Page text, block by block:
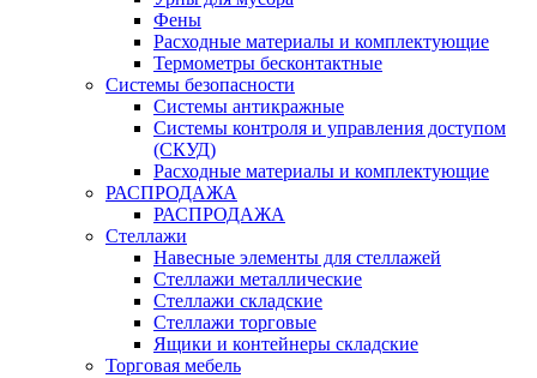
Фены
Расходные материалы и комплектующие
Термометры бесконтактные
Системы безопасности
Системы антикражные
Системы контроля и управления доступом
(СКУД)
Расходные материалы и комплектующие
РАСПРОДАЖА
РАСПРОДАЖА
Стеллажи
Навесные элементы для стеллажей
Стеллажи металлические
Стеллажи складские
Стеллажи торговые
Ящики и контейнеры складские
Торговая мебель